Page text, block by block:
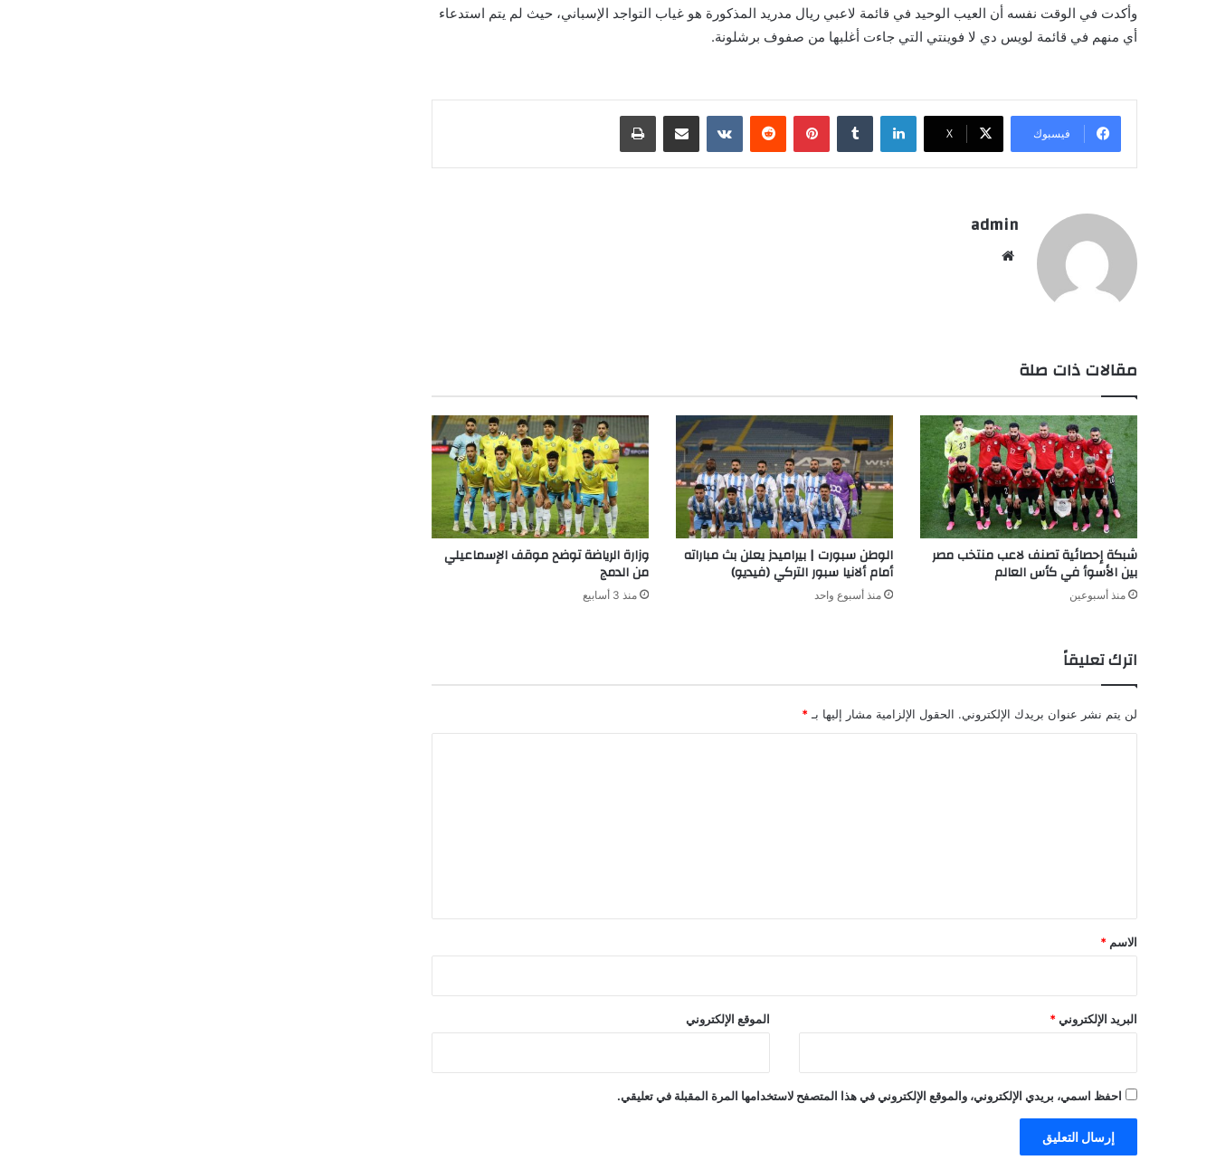
وأكدت في الوقت نفسه أن العيب الوحيد في قائمة لاعبي ريال مدريد المذكورة هو غياب التواجد الإسباني، حيث لم يتم استدعاء
أي منهم في قائمة لويس دي لا فوينتي التي جاءت أغلبها من صفوف برشلونة.
فيسبوك X
لينكدإن بينتيريست مشاركة عبر البريد طباعة
admin
مقالات ذات صلة
شبكة إحصائية تصنف لاعب منتخب مصر
بين الأسوأ في كأس العالم
منذ أسبوعين
الوطن سبورت | بيراميدز يعلن بث مباراته
أمام ألانيا سبور التركي (فيديو)
منذ أسبوع واحد
وزارة الرياضة توضح موقف الإسماعيلي
من الدمج
منذ 3 أسابيع
اترك تعليقاً
لن يتم نشر عنوان بريدك الإلكتروني. الحقول الإلزامية مشار إليها بـ *
*
الاسم *
البريد الإلكتروني * الموقع الإلكتروني
احفظ اسمي، بريدي الإلكتروني، والموقع الإلكتروني في هذا المتصفح لاستخدامها المرة المقبلة في تعليقي.